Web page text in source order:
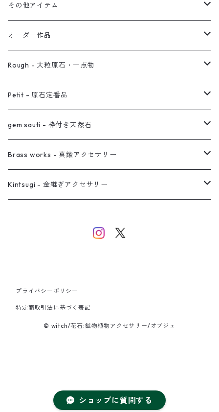
ショップに質問する
イヤーカフ
2連イヤーカフ
イヤリング対応
ノンホールピアス
オーダー用ページ
真鍮イヤーカフ
ブレスレット
バングル
その他アイテム
ブローチ
ヘアアクセサリー
オーダー作品
リング
ネックレス
ピアス
イヤーカフ
バングル
Rough - 大粒原石・一点物
ピアス
リング
ネックレス
イヤーカフ
Petit - 原石定番品
ピアス
リング
ネックレス
gem sauti - 枠付き天然石
ピアス
ネックレス
Brass works - 真鍮アクセサリー
リング
バングル
Kintsugi - 金継ぎアクセサリー
プライバシーポリシー
特定商取引法に基づく表記
© witch/花石:鉱物植物アクセサリー/オブジェ